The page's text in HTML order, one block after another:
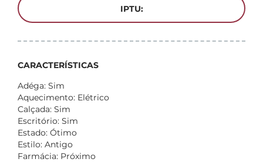
IPTU:
CARACTERÍSTICAS
Adéga: Sim
Aquecimento: Elétrico
Calçada: Sim
Escritório: Sim
Estado: Ótimo
Estilo: Antigo
Farmácia: Próximo